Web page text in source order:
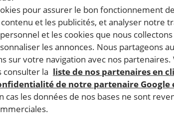
pour assurer le bon fonctionnement
et les publicités, et analyser notre
et les cookies que nous
les annonces. Nous partageons
sur votre navigation avec nos partenaires.
consulter la liste de nos partenaires en
de notre partenaire Google
cas les données de nos bases ne sont